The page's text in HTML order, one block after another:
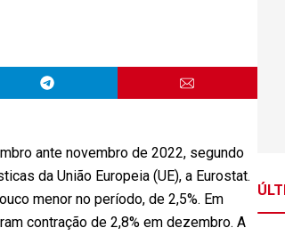
ante novembro de 2022, segundo
da União Europeia (UE), a Eurostat.
menor no período, de 2,5%. Em
contração de 2,8% em dezembro. A